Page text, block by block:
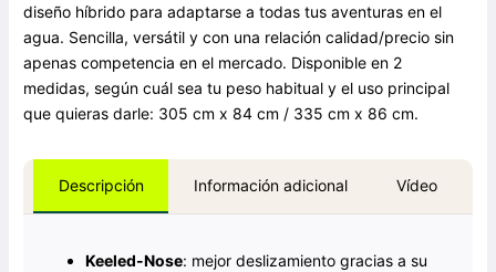
diseño híbrido para adaptarse a todas tus aventuras en el
agua. Sencilla, versátil y con una relación calidad/precio sin
apenas competencia en el mercado. Disponible en 2
medidas, según cuál sea tu peso habitual y el uso principal
que quieras darle: 305 cm x 84 cm / 335 cm x 86 cm.
Descripción Información adicional Vídeo
Keeled-Nose: mejor deslizamiento gracias a su